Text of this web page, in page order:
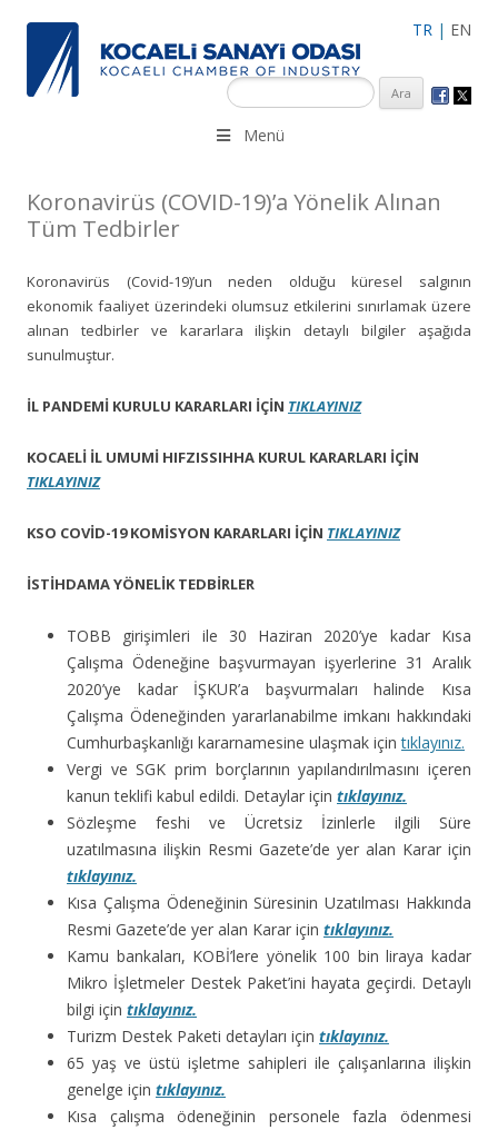
TR | EN
KSO 3500’ü aşkın sanayi kuruluşuna uzman çalışanları ile İzmit
Merkez, Çayırova, Dilovası, Gebze ve İMES OSB’deki ofisleri ile
Menü
Koronavirüs (COVID-19)’a Yönelik Alınan
Tüm Tedbirler
Koronavirüs (Covid-19)’un neden olduğu küresel salgının
ekonomik faaliyet üzerindeki olumsuz etkilerini sınırlamak üzere
alınan tedbirler ve kararlara ilişkin detaylı bilgiler aşağıda
sunulmuştur.
İL PANDEMİ KURULU KARARLARI İÇİN TIKLAYINIZ
KOCAELİ İL UMUMİ HIFZISSIHHA KURUL KARARLARI İÇİN
TIKLAYINIZ
KSO COVİD-19 KOMİSYON KARARLARI İÇİN TIKLAYINIZ
İSTİHDAMA YÖNELİK TEDBİRLER
TOBB girişimleri ile 30 Haziran 2020’ye kadar Kısa
Çalışma Ödeneğine başvurmayan işyerlerine 31 Aralık
2020’ye kadar İŞKUR’a başvurmaları halinde Kısa
Çalışma Ödeneğinden yararlanabilme imkanı hakkındaki
Cumhurbaşkanlığı kararnamesine ulaşmak içintıklayınız.
Vergi ve SGK prim borçlarının yapılandırılmasını içeren
kanun teklifi kabul edildi. Detaylar için tıklayınız.
Sözleşme feshi ve Ücretsiz İzinlerle ilgili Süre
uzatılmasına ilişkin Resmi Gazete’de yer alan Karar için
tıklayınız.
Kısa Çalışma Ödeneğinin Süresinin Uzatılması Hakkında
Resmi Gazete’de yer alan Karar için tıklayınız.
Kamu bankaları, KOBİ’lere yönelik 100 bin liraya kadar
Mikro İşletmeler Destek Paket’ini hayata geçirdi. Detaylı
bilgi için tıklayınız.
Turizm Destek Paketi detayları için tıklayınız.
65 yaş ve üstü işletme sahipleri ile çalışanlarına ilişkin
genelge için tıklayınız.
Kısa çalışma ödeneğinin personele fazla ödenmesi